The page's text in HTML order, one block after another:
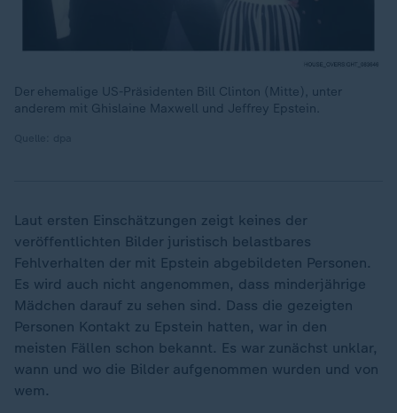
Der ehemalige US-Präsidenten Bill Clinton (Mitte), unter
anderem mit Ghislaine Maxwell und Jeffrey Epstein.
Laut ersten Einschätzungen zeigt keines der
veröffentlichten Bilder juristisch belastbares
Fehlverhalten der mit Epstein abgebildeten Personen.
Es wird auch nicht angenommen, dass minderjährige
Mädchen darauf zu sehen sind. Dass die gezeigten
Personen Kontakt zu Epstein hatten, war in den
meisten Fällen schon bekannt. Es war zunächst unklar,
wann und wo die Bilder aufgenommen wurden und von
wem.